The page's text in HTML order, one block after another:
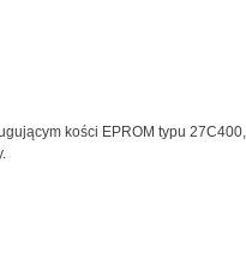
kości EPROM typu